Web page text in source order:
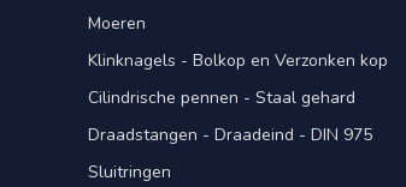
Moeren
Klinknagels - Bolkop en Verzonken kop
Cilindrische pennen - Staal gehard
Draadstangen - Draadeind - DIN 975
Sluitringen